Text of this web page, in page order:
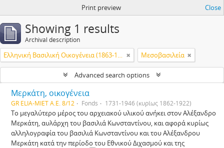
Print preview Close
Showing 1 results
Archival description
Ελληνική Βασιλική Οικογένεια (1863-1974) Μεσοβασιλεία
Advanced search options
Μερκάτη, οικογένεια
GR ELIA-MIET Α.Ε. 8/12 Fonds 1731-1946 (κυρίως 1862-1922)
Το μεγαλύτερο μέρος του αρχειακού υλικού ανήκει στον Αλέξανδρο
Μερκάτη, αυλάρχη του βασιλιά Κωνσταντίνου, και αφορά κυρίως
αλληλογραφία του βασιλιά Κωνσταντίνου και του Αλέξανδρου
Μερκάτη κατά την περίοδο του Εθνικού Διχασμού και της